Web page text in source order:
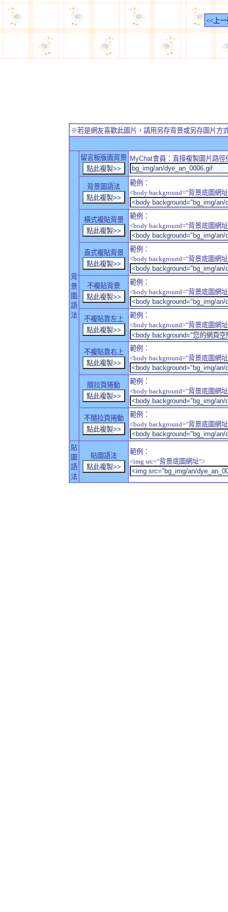
<<上一
※若是網友喜歡此圖片，請用另存背景或另存圖片方
背
景
圖
語
法
留言板版面背景 MyChat會員：直接複製圖片路
背景圖語法
範例：
<body background="背景底圖網
橫式複貼背景
範例：
<body background="背景底圖網
直式複貼背景
範例：
<body background="背景底圖網
不複貼背景
範例：
<body background="背景底圖網
不複貼靠左上
範例：
<body background="背景底圖網
不複貼靠右上
範例：
<body background="背景底圖網
隨拉頁捲動
範例：
<body background="背景底圖網
不隨拉頁捲動
範例：
<body background="背景底圖網
貼
圖
語
法
貼圖語法
範例：
<img src="背景底圖網址">